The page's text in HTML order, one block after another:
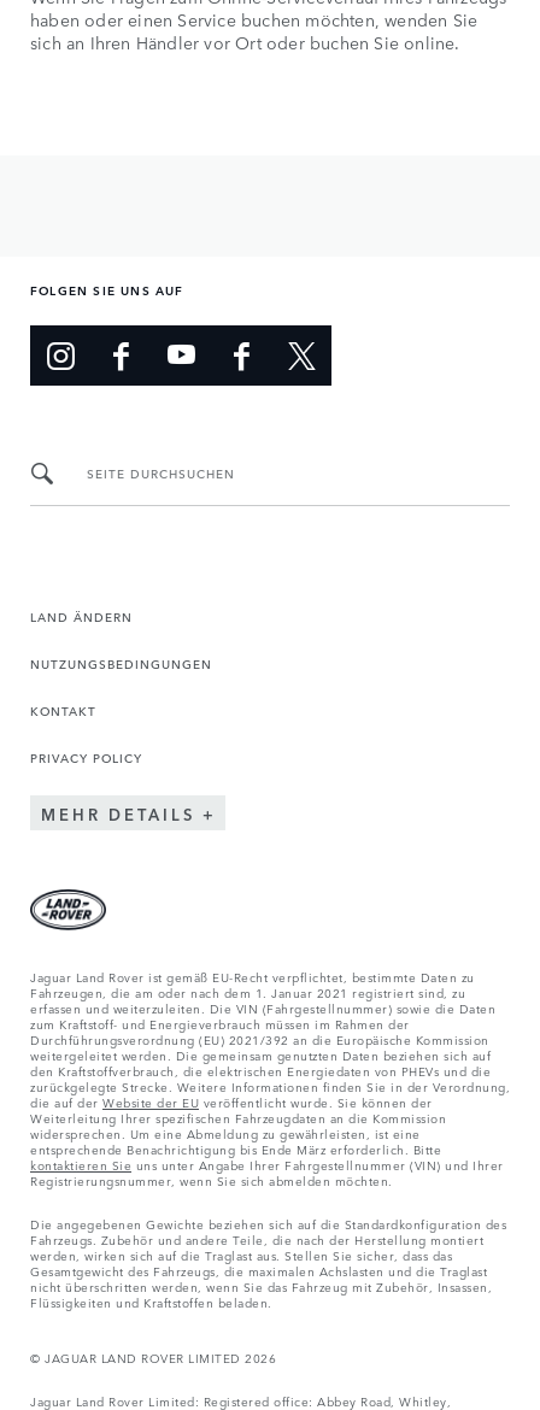
haben oder einen Service buchen möchten, wenden Sie
sich an Ihren Händler vor Ort oder buchen Sie online.
FOLGEN SIE UNS AUF
SEITE DURCHSUCHEN
LAND ÄNDERN
NUTZUNGSBEDINGUNGEN
KONTAKT
PRIVACY POLICY
MEHR DETAILS
Jaguar Land Rover ist gemäß EU-Recht verpflichtet, bestimmte Daten zu
Fahrzeugen, die am oder nach dem 1. Januar 2021 registriert sind, zu
erfassen und weiterzuleiten. Die VIN (Fahrgestellnummer) sowie die Daten
zum Kraftstoff- und Energieverbrauch müssen im Rahmen der
Durchführungsverordnung (EU) 2021/392 an die Europäische Kommission
weitergeleitet werden. Die gemeinsam genutzten Daten beziehen sich auf
den Kraftstoffverbrauch, die elektrischen Energiedaten von PHEVs und die
zurückgelegte Strecke. Weitere Informationen finden Sie in der Verordnung,
die auf derWebsite der EU veröffentlicht wurde. Sie können der
Weiterleitung Ihrer spezifischen Fahrzeugdaten an die Kommission
widersprechen. Um eine Abmeldung zu gewährleisten, ist eine
entsprechende Benachrichtigung bis Ende März erforderlich. Bitte
kontaktieren Sie uns unter Angabe Ihrer Fahrgestellnummer (VIN) und Ihrer
Registrierungsnummer, wenn Sie sich abmelden möchten.
Die angegebenen Gewichte beziehen sich auf die Standardkonfiguration des
Fahrzeugs. Zubehör und andere Teile, die nach der Herstellung montiert
werden, wirken sich auf die Traglast aus. Stellen Sie sicher, dass das
Gesamtgewicht des Fahrzeugs, die maximalen Achslasten und die Traglast
nicht überschritten werden, wenn Sie das Fahrzeug mit Zubehör, Insassen,
Flüssigkeiten und Kraftstoffen beladen.
© JAGUAR LAND ROVER LIMITED 2026
Jaguar Land Rover Limited: Registered office: Abbey Road, Whitley,